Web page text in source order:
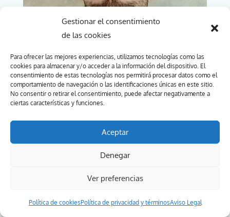
Gestionar el consentimiento
de las cookies
Para ofrecer las mejores experiencias, utilizamos tecnologías como las
cookies para almacenar y/o acceder a la información del dispositivo. El
consentimiento de estas tecnologías nos permitirá procesar datos como el
comportamiento de navegación o las identificaciones únicas en este sitio.
No consentir o retirar el consentimiento, puede afectar negativamente a
ciertas características y funciones.
Aceptar
Denegar
Ver preferencias
Política de cookiesPolítica de privacidad y términosAviso Legal